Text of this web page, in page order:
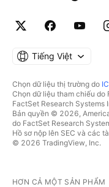
Tiếng Việt
Chọn dữ liệu thị trường do
Chọn dữ liệu tham chiếu
FactSet Research Systems
Bản quyền © 2026,
do FactSet Research
Hồ sơ nộp lên SEC và các
© 2026 TradingView, Inc.
HƠN CẢ MỘT SẢN PHẨM